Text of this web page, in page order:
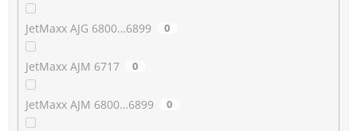
JetMaxx AJG 6800…6899 0
JetMaxx AJM 6717 0
JetMaxx AJM 6800…6899 0